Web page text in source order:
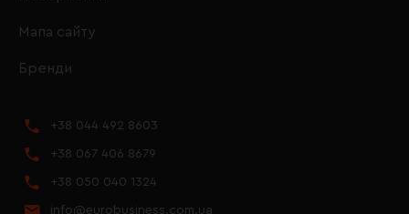
Мапа сайту
Бренди
+38 044 492 8603
+38 067 406 8679
+38 050 040 1324
info@eurobusiness.com.ua